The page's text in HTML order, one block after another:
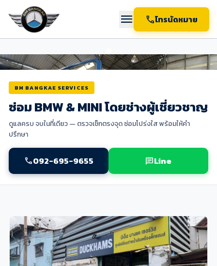
menu callโทรนัดหมาย
BM BANGKAE SERVICES
ซ่อม BMW & MINI โดยช่างผู้เชี่ยวชาญ
ดูแลครบ จบในที่เดียว — ตรวจเช็กตรงจุด ซ่อมโปร่งใส พร้อมให้คำ
ปรึกษา
call092-695-9655 chatLine